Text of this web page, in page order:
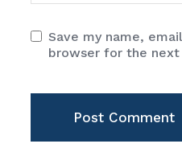
Save my name,
browser for the
Post Comment